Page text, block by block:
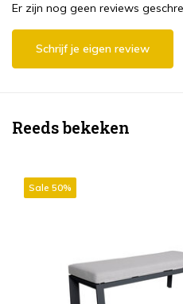
Er zijn nog geen reviews
Schrijf je eigen review
Reeds bekeken
Sale 50%